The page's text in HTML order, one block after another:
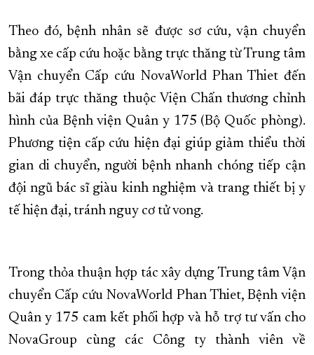
Theo đó, bệnh nhân sẽ được sơ cứu, vận chuyển
bằng xe cấp cứu hoặc bằng trực thăng từ Trung tâm
Vận chuyển Cấp cứu NovaWorld Phan Thiet đến
bãi đáp trực thăng thuộc Viện Chấn thương chỉnh
hình của Bệnh viện Quân y 175 (Bộ Quốc phòng).
Phương tiện cấp cứu hiện đại giúp giảm thiểu thời
gian di chuyển, người bệnh nhanh chóng tiếp cận
đội ngũ bác sĩ giàu kinh nghiệm và trang thiết bị y
tế hiện đại, tránh nguy cơ tử vong.
Trong thỏa thuận hợp tác xây dựng Trung tâm Vận
chuyển Cấp cứu NovaWorld Phan Thiet, Bệnh viện
Quân y 175 cam kết phối hợp và hỗ trợ tư vấn cho
NovaGroup cùng các Công ty thành viên về